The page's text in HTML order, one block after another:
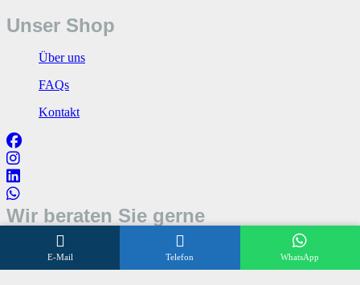
Unser Shop
Über uns
FAQs
Kontakt
Wir beraten Sie gerne
Öffnungszeiten
Mo – Fr 8:00 – 17:00 Uhr
E-Mail Telefon WhatsApp